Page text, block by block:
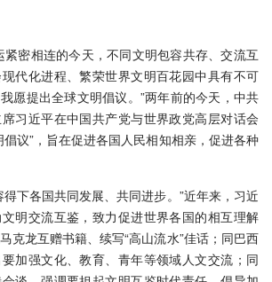
紧密相连的今天，不同文明包容共存、交流互
代化进程、繁荣世界文明百花园中具有不可
愿提出全球文明倡议。”两年前的今天，中共
习近平在中国共产党与世界政党高层对话会
议”，旨在促进各国人民相知相亲，促进各种
下各国共同发展、共同进步。”近年来，习近
明交流互鉴，致力促进世界各国的相互理解
克龙互赠书籍、续写“高山流水”佳话；同巴西
加强文化、教育、青年等领域人文交流；同